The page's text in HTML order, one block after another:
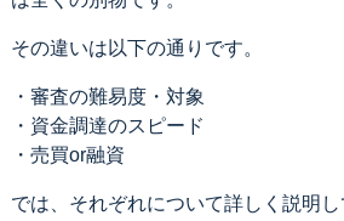
その違いは以下の通りです。
・審査の難易度・対象
・資金調達のスピード
・売買or融資
では、それぞれについて詳しく説明し